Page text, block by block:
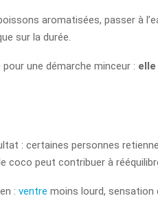
aromatisées, passer à
sur la durée.
une démarche minceur :
: certaines personnes
coco peut contribuer à
: ventre moins lourd, sensation